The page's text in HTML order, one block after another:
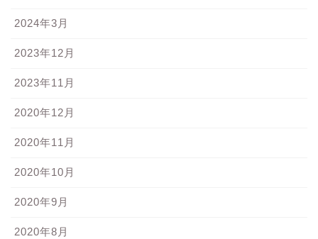
2024年3月
2023年12月
2023年11月
2020年12月
2020年11月
2020年10月
2020年9月
2020年8月